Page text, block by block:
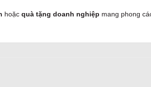
hoặcquà tặng doanh nghiệp mang phong